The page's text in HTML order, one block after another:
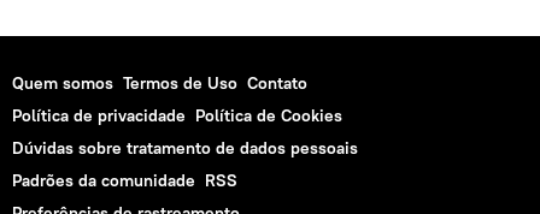
Quem somos Termos de Uso Contato
Política de privacidade Política de Cookies
Dúvidas sobre tratamento de dados pessoais
Padrões da comunidade RSS